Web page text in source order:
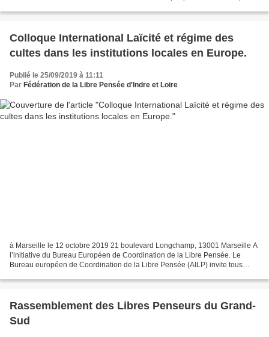
Colloque International Laïcité et régime des
cultes dans les institutions locales en Europe.
Publié le 25/09/2019 à 11:11
Par Fédération de la Libre Pensée d'Indre et Loire
à Marseille le 12 octobre 2019 21 boulevard Longchamp, 13001 Marseille A
l’initiative du Bureau Européen de Coordination de la Libre Pensée. Le
Bureau européen de Coordination de la Libre Pensée (AILP) invite tous
Rassemblement des Libres Penseurs du Grand-
Sud